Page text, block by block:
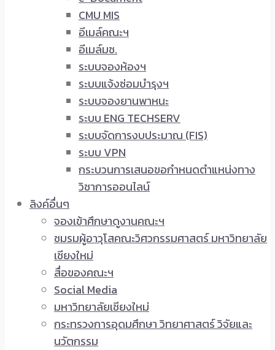
CMU MIS
อีเมล์คณะฯ
อีเมล์มช.
ระบบจองห้องฯ
ระบบแจ้งซ่อมบำรุงฯ
ระบบจองยานพาหนะ
ระบบ ENG TECHSERV
ระบบจัดการงบประมาณ (FIS)
ระบบ VPN
กระบวนการเสนอขอกำหนดตำแหน่งทาง
วิชาการออนไลน์
ลิงค์อื่นๆ
จองเข้าศึกษาดูงานคณะฯ
ชมรมผู้อาวุโสคณะวิศวกรรมศาสตร์ มหาวิทยาลัย
เชียงใหม่
สื่อของคณะฯ
Social Media
มหาวิทยาลัยเชียงใหม่
กระทรวงการอุดมศึกษา วิทยาศาสตร์ วิจัยและ
นวัตกรรม